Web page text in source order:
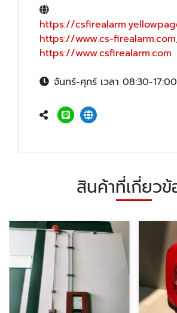
https://
https://www.cs-firealarm.com
https://www.csfirealarm.com
จันทร์-ศุกร์ เวลา 08:30-17:00
สินค้าที่เกี่ยว